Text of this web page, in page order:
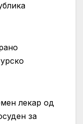
лекар од
за